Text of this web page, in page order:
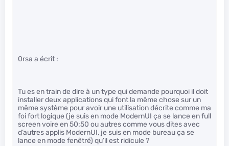
0rsa a écrit :
Tu es en train de dire à un type qui demande pourquoi il doit
installer deux applications qui font la même chose sur un
même système pour avoir une utilisation décrite comme ma
foi fort logique (je suis en mode ModernUI ça se lance en full
screen voire en 50:50 ou autres comme vous dites avec
d’autres applis ModernUI, je suis en mode bureau ça se
lance en mode fenêtré) qu’il est ridicule ?